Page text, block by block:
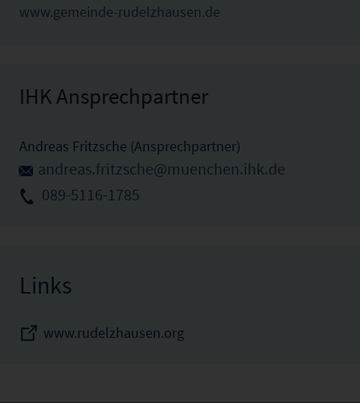
www.gemeinde-rudelzhausen.de
IHK Ansprechpartner
Andreas Fritzsche (Ansprechpartner)
andreas.fritzsche@muenchen.ihk.de
089-5116-1785
Links
www.rudelzhausen.org